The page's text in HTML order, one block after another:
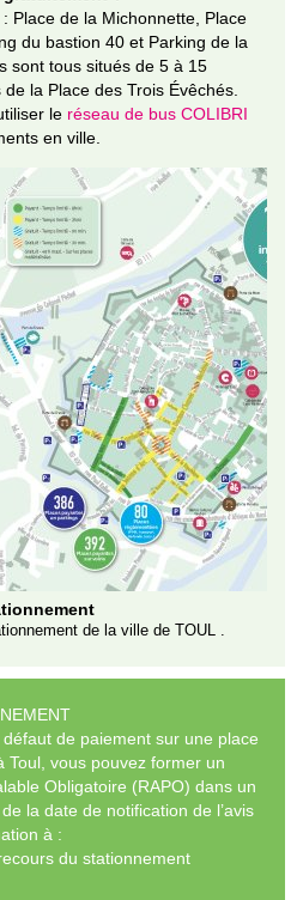
Place de la Michonnette, Place
du bastion 40 et Parking de la
sont tous situés de 5 à 15
la Place des Trois Évêchés.
le réseau de bus COLIBRI
en ville.
de la ville de TOUL .
de paiement sur une place
Toul, vous pouvez former un
Obligatoire (RAPO) dans un
la date de notification de l’avis
à :
du stationnement